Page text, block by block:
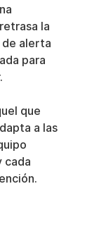
la
de alerta
para
que
a las
cada